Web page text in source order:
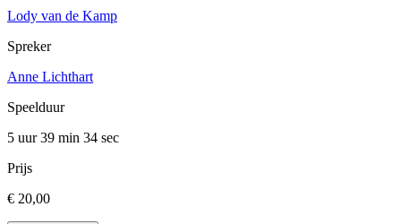
Lody van de Kamp
Spreker
Anne Lichthart
Speelduur
5 uur 39 min 34 sec
Prijs
€ 20,00